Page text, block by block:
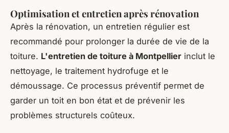
Optimisation et entretien après rénovation
Après la rénovation, un entretien régulier est
recommandé pour prolonger la durée de vie de la
toiture. L'entretien de toiture à Montpellier inclut le
nettoyage, le traitement hydrofuge et le
démoussage. Ce processus préventif permet de
garder un toit en bon état et de prévenir les
problèmes structurels coûteux.